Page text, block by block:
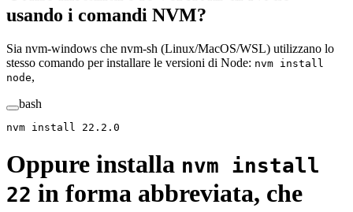
usando i comandi NVM?
Sia nvm-windows che nvm-sh (Linux/MacOS/WSL) utilizzano lo
stesso comando per installare le versioni di Node: nvm install
node,
bash
nvm install 22.2.0
Oppure installa nvm install
22 in forma abbreviata, che